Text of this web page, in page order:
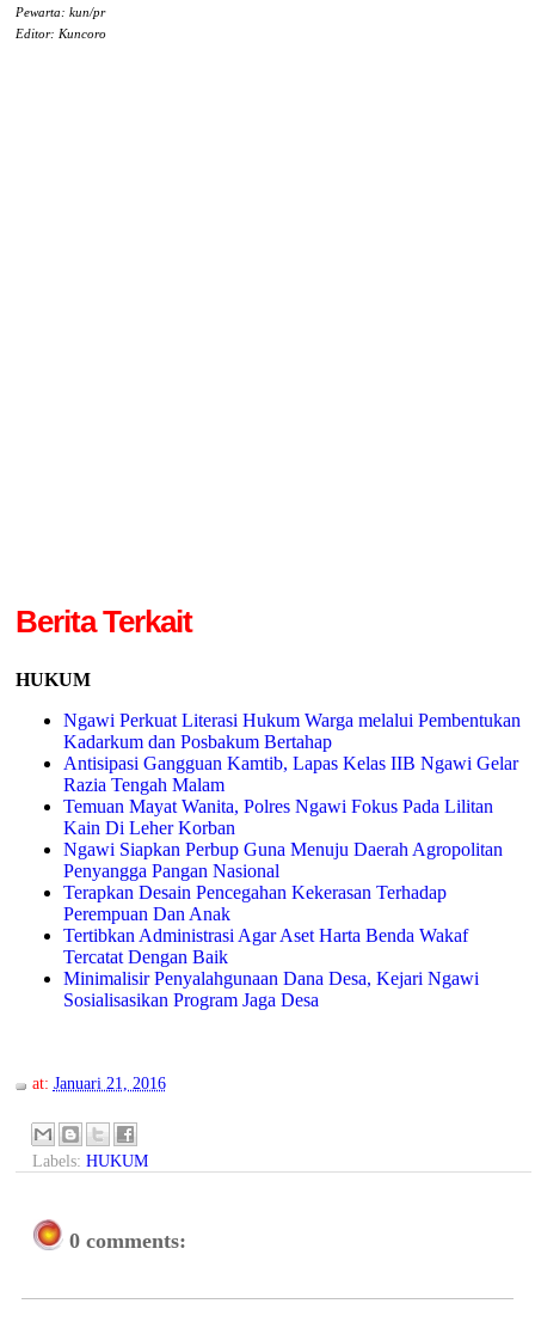
Pewarta: kun/pr
Editor: Kuncoro
Berita Terkait
HUKUM
Ngawi Perkuat Literasi Hukum Warga melalui Pembentukan
Kadarkum dan Posbakum Bertahap
Antisipasi Gangguan Kamtib, Lapas Kelas IIB Ngawi Gelar
Razia Tengah Malam
Temuan Mayat Wanita, Polres Ngawi Fokus Pada Lilitan
Kain Di Leher Korban
Ngawi Siapkan Perbup Guna Menuju Daerah Agropolitan
Penyangga Pangan Nasional
Terapkan Desain Pencegahan Kekerasan Terhadap
Perempuan Dan Anak
Tertibkan Administrasi Agar Aset Harta Benda Wakaf
Tercatat Dengan Baik
Minimalisir Penyalahgunaan Dana Desa, Kejari Ngawi
Sosialisasikan Program Jaga Desa
at: Januari 21, 2016
Labels: HUKUM
0 comments: